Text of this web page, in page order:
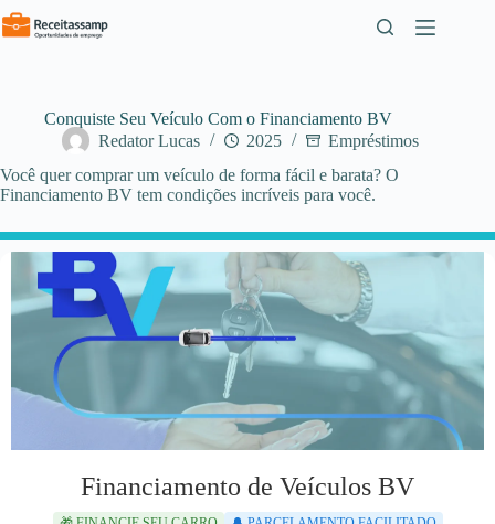
Pular
para
Conquiste Seu Veículo Com o Financiamento BV
Redator Lucas
2025
Empréstimos
Você quer comprar um veículo de forma fácil e barata? O
Financiamento BV tem condições incríveis para você.
Financiamento de Veículos BV